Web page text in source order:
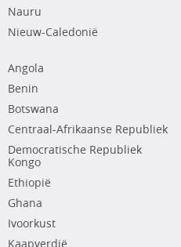
Nauru
Nieuw-Caledonië
Angola
Benin
Botswana
Centraal-Afrikaanse Republiek
Democratische Republiek
Kongo
Ethiopië
Ghana
Ivoorkust
Kaapverdië